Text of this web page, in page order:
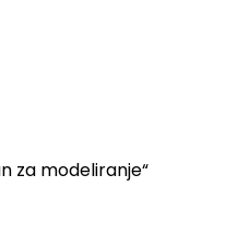
za modeliranje“